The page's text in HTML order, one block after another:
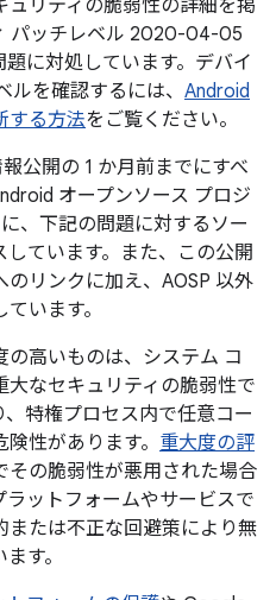
リティの脆弱性の詳細を掲
パッチレベル 2020-04-05
に対処しています。デバイ
を確認するには、 Android
する方法をご覧ください。
公開の 1 か月前までにすべ
オープンソース プロジ
、下記の問題に対するソー
ています。また、この公開
リンクに加え、AOSP 以外
います。
高いものは、システム コ
なセキュリティの脆弱性で
特権プロセス内で任意コー
性があります。 重大度の評
その脆弱性が悪用された場合
ットフォームやサービスで
または不正な回避策により無
す。